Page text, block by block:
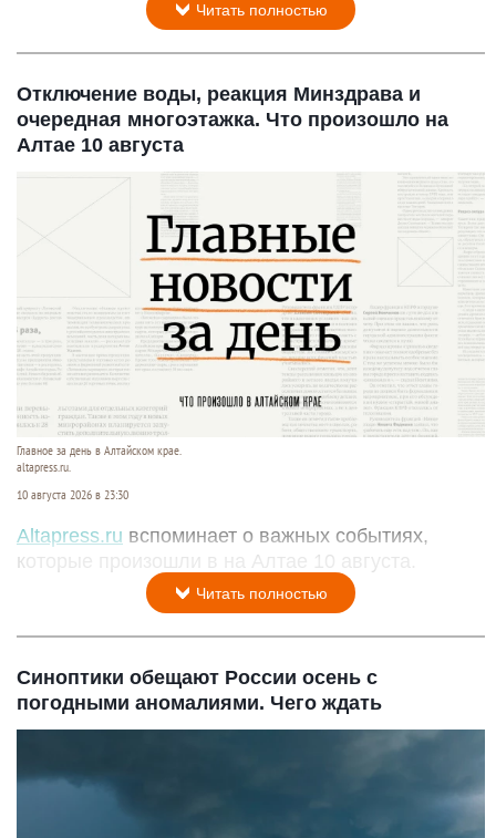
Читать полностью
Отключение воды, реакция Минздрава и
очередная многоэтажка. Что произошло на
Алтае 10 августа
Главное за день в Алтайском крае.
altapress.ru.
10 августа 2026 в 23:30
Altapress.ru вспоминает о важных событиях,
которые произошли в на Алтае 10 августа.
Читать полностью
Синоптики обещают России осень с
погодными аномалиями. Чего ждать